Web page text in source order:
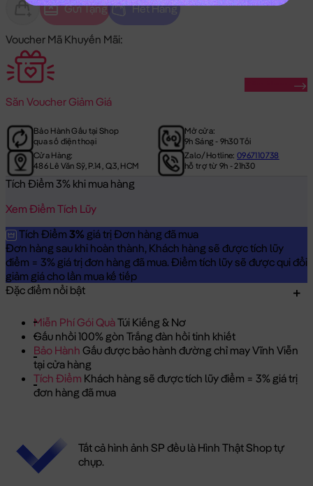
Gửi Tặng Hết Hàng
Voucher Mã Khuyến Mãi:
Săn Voucher Giảm Giá
Bảo Hành Gấu tại Shop
qua số điện thoại
Mở cửa:
9h Sáng - 9h30 Tối
Cửa Hàng:
486 Lê Văn Sỹ, P.14, Q.3, HCM
Zalo/Hotline:0967110738
hỗ trợ từ 9h - 21h30
Tích Điểm 3% khi mua hàng
Xem Điểm Tích Lũy
Tích Điểm 3% giá trị Đơn hàng đã mua
Đơn hàng sau khi hoàn thành, Khách hàng sẽ được tích lũy
điểm = 3% giá trị đơn hàng đã mua. Điểm tích lũy sẽ được qui đổi
giảm giá cho lần mua kế tiếp
Đặc điểm nổi bật
Miễn Phí Gói QuàTúi Kiếng & Nơ
Gấu nhồi 100% gòn Trắng đàn hồi tinh khiết
Bảo Hành Gấu được bảo hành đường chỉ may Vĩnh Viễn
tại cửa hàng
Tích Điểm Khách hàng sẽ được tích lũy điểm = 3% giá trị
đơn hàng đã mua
Tất cả hình ảnh SP đều là Hình Thật Shop tự
chụp.